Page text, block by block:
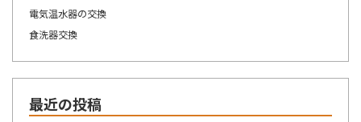
電気温水器の交換
食洗器交換
最近の投稿